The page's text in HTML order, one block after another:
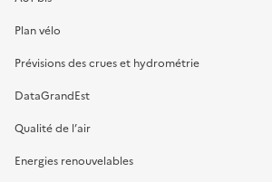
Plan vélo
Prévisions des crues et hydrométrie
DataGrandEst
Qualité de l’air
Energies renouvelables